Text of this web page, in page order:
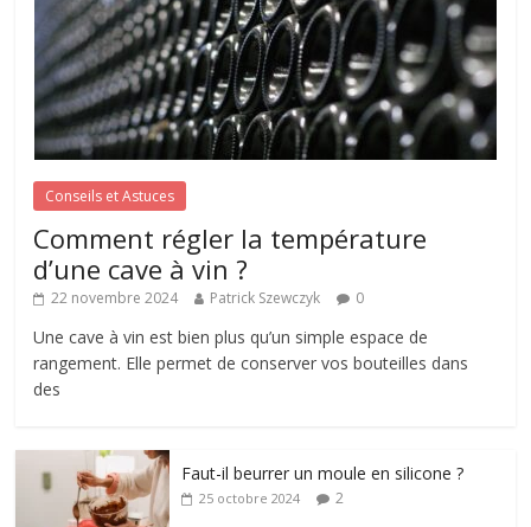
Conseils et Astuces
Comment régler la température
d’une cave à vin ?
22 novembre 2024 Patrick Szewczyk 0
Une cave à vin est bien plus qu’un simple espace de
rangement. Elle permet de conserver vos bouteilles dans
des
Faut-il beurrer un moule en silicone ?
25 octobre 2024 2